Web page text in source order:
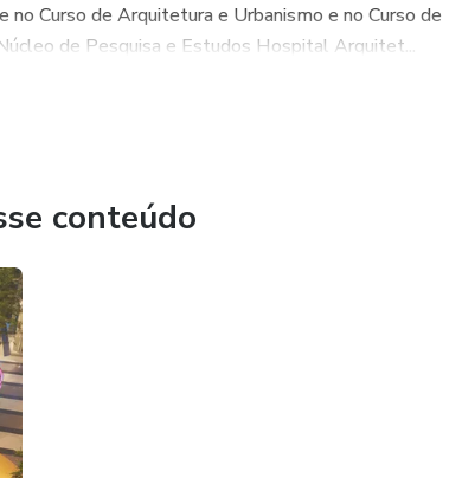
no Curso de Arquitetura e Urbanismo e no Curso de
de Pesquisa e Estudos Hospital Arquitet...
conteúdo